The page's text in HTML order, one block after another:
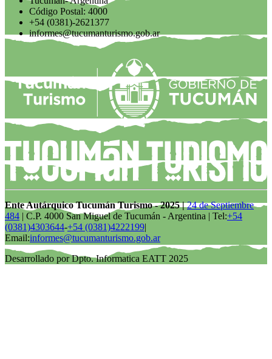
Código Postal: 4000
+54 (0381)-2621377
informes@tucumanturismo.gob.ar
Ente Autárquico Tucumán Turismo - 2025 |24 de Septiembre
484 | C.P. 4000 San Miguel de Tucumán - Argentina | Tel:+54
(0381)4303644-+54 (0381)4222199|
Email:informes@tucumanturismo.gob.ar
Desarrollado por Dpto. Informatica EATT 2025